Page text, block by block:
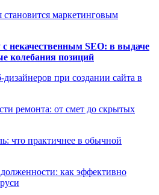
маркетинговым
с некачественным SEO: в выдаче
колебания позиций
при создании сайта в
ремонта: от смет до скрытых
что практичнее в обычной
как эффективно